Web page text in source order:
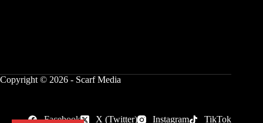
Copyright © 2026 - Scarf Media
Facebook X (Twitter) Instagram TikTok